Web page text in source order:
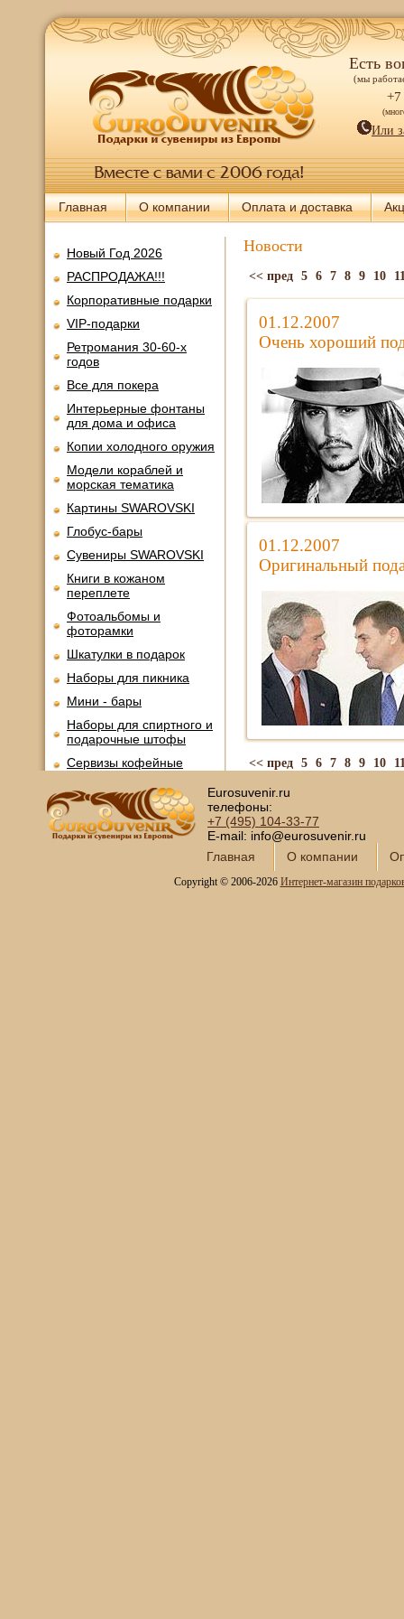
Есть
(мы
+7
Или
Главная О компании Оплата и доставка
Новый Год 2026
РАСПРОДАЖА!!!
Корпоративные подарки
VIP-подарки
Ретромания 30-60-х
годов
Все для покера
Интерьерные фонтаны
для дома и офиса
Копии холодного оружия
Модели кораблей и
морская тематика
Картины SWAROVSKI
Глобус-бары
Сувениры SWAROVSKI
Книги в кожаном
переплете
Фотоальбомы и
фоторамки
Шкатулки в подарок
Наборы для пикника
Мини - бары
Наборы для спиртного и
подарочные штофы
Сервизы кофейные
Сервизы чайные
Сундуки ручной работы
Статуэтки и скульптуры
Часы интерьерные
Новости
<< пред 5 6 7 8 9 10
01.12.2007
Очень хороший
01.12.2007
Оригинальный
<< пред 5 6 7 8 9 10
Eurosuvenir.ru
телефоны:
+7 (495) 104-33-77
E-mail: info@eurosuvenir.ru
Главная
О компании
Copyright © 2006-2026 Интернет-магазин